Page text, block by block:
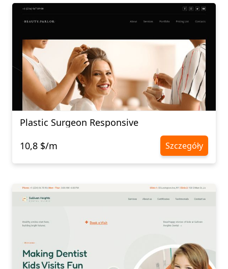
Plastic Surgeon Responsive
10,8 $/m
Szczegóły